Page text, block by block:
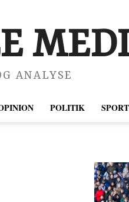
ANALYSE
POLITIK SPORT